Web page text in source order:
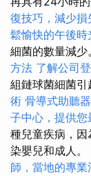
復技巧，減少損
鬆愉快的午後時
細菌的數量減少
方法 了解公司
組鏈球菌細菌引
術 骨導式助聽
子中心，提供
種兒童疾病，
染嬰兒和成人。
師，當地的專業